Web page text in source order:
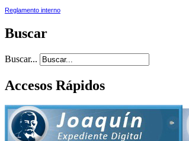
Reglamento interno
Buscar
Buscar...
Accesos Rápidos